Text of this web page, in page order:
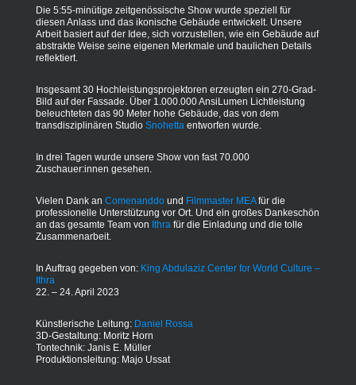
Die 5:55-minütige zeitgenössische Show wurde speziell für
diesen Anlass und das ikonische Gebäude entwickelt. Unsere
Arbeit basiert auf der Idee, sich vorzustellen, wie ein Gebäude auf
abstrakte Weise seine eigenen Merkmale und baulichen Details
reflektiert.
Insgesamt 30 Hochleistungsprojektoren erzeugten ein 270-Grad-
Bild auf der Fassade. Über 1.000.000 AnsiLumen Lichtleistung
beleuchteten das 90 Meter hohe Gebäude, das von dem
transdisziplinären Studio Snohettaentworfen wurde.
In drei Tagen wurde unsere Show von fast 70.000
Zuschauer:innen gesehen.
Vielen Dank an Comenanddound Filmmaster MEAfür die
professionelle Unterstützung vor Ort. Und ein großes Dankeschön
an das gesamte Team von Ithrafür die Einladung und die tolle
Zusammenarbeit.
In Auftrag gegeben von: King Abdulaziz Center for World Culture –
Ithra
22. – 24. April 2023
Künstlerische Leitung: Daniel Rossa
3D-Gestaltung: Moritz Horn
Tontechnik: Janis E. Müller
Produktionsleitung: Majo Ussat